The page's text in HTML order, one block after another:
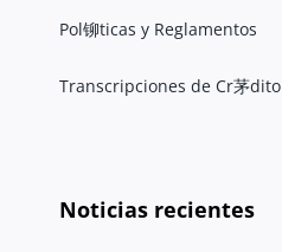
Pol铆ticas y Reglamentos
Transcripciones de Cr茅dito
Noticias recientes